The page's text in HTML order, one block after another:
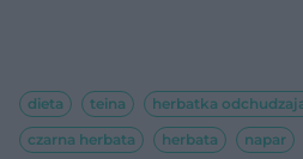
dieta teina herbatka
czarna herbata
herbata napar